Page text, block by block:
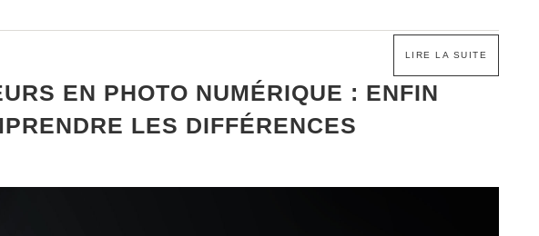
LIRE LA SUITE
EN PHOTO NUMÉRIQUE : ENFIN
LES DIFFÉRENCES